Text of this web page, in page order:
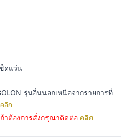
ดแว่น
รุ่นอื่นนอกเหนือจากรายการที่
คลิก
าต้องการสั่งกรุณาติดต่อ คลิก